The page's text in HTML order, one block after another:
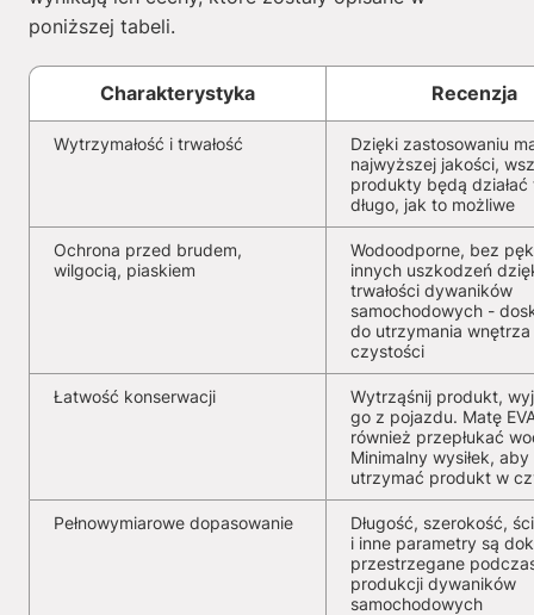
poniższej tabeli.
Charakterystyka Recenzja
Wytrzymałość i trwałość
Dzięki zastosowaniu
najwyższej jakości,
produkty będą działać
długo, jak to możliwe
Ochrona przed brudem,
wilgocią, piaskiem
Wodoodporne, bez
innych uszkodzeń
trwałości dywaników
samochodowych -
do utrzymania wnętrza
czystości
Łatwość konserwacji
Wytrząśnij produkt,
go z pojazdu. Matę
również przepłukać
Minimalny wysiłek, aby
utrzymać produkt w
Pełnowymiarowe dopasowanie
Długość, szerokość,
i inne parametry są
przestrzegane
produkcji dywaników
samochodowych